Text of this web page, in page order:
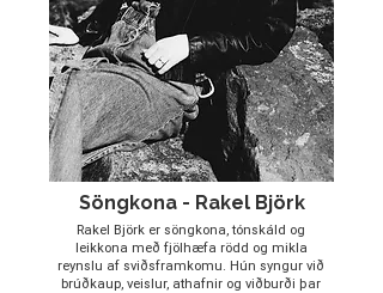
Söngkona - Rakel Björk
Rakel Björk er söngkona, tónskáld og
leikkona með fjölhæfa rödd og mikla
reynslu af sviðsframkomu. Hún syngur við
brúðkaup, veislur, athafnir og viðburði þar